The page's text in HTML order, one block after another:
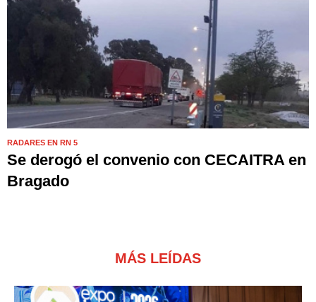
RADARES EN RN 5
Se derogó el convenio con CECAITRA en
Bragado
MÁS LEÍDAS